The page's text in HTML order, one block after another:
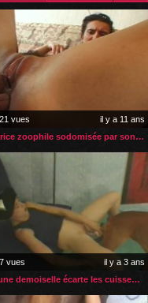
vues
il y a 11 ans
Amatrice zoophile sodomisée par son chien
vues
il y a 3 ans
La jeune demoiselle écarte les cuisses pour son chien